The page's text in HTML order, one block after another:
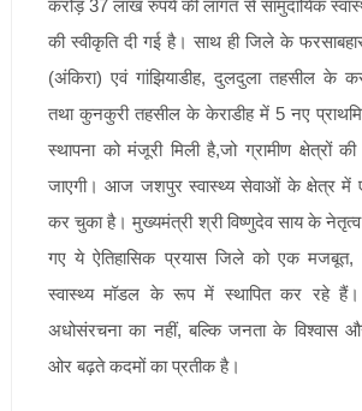
करोड़ 37 लाख रुपये की लागत से सामुदायिक
की स्वीकृति दी गई है। साथ ही जिले के
(अंकिरा) एवं गांझियाडीह, दुलदुला तहसील के
तथा कुनकुरी तहसील के केराडीह में 5 नए
स्थापना को मंजूरी मिली है,जो ग्रामीण क्षेत्रों
जाएगी। आज जशपुर स्वास्थ्य सेवाओं के क्षेत्र
कर चुका है। मुख्यमंत्री श्री विष्णुदेव साय के नेतृत्व
गए ये ऐतिहासिक प्रयास जिले को एक
स्वास्थ्य मॉडल के रूप में स्थापित कर रहे हैं।
अधोसंरचना का नहीं, बल्कि जनता के विश्वास
ओर बढ़ते कदमों का प्रतीक है।